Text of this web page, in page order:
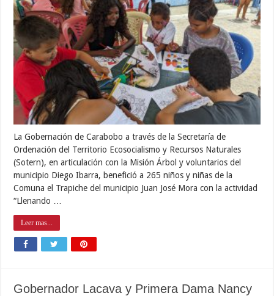
La Gobernación de Carabobo a través de la Secretaría de
Ordenación del Territorio Ecosocialismo y Recursos Naturales
(Sotern), en articulación con la Misión Árbol y voluntarios del
municipio Diego Ibarra, benefició a 265 niños y niñas de la
Comuna el Trapiche del municipio Juan José Mora con la actividad
“Llenando …
Leer mas...
Gobernador Lacava y Primera Dama Nancy